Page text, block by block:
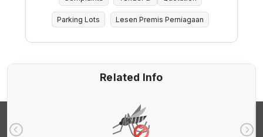
Parking Lots Lesen Premis Perniagaan
Related Info